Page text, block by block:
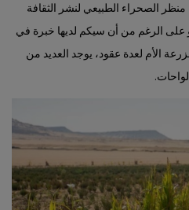
الصحراء الطبيعي لنشر الثقافة
و على الرغم من أن سيكم لديها خبرة في
الأم لعدة عقود، يوجد العديد من